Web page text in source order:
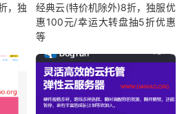
，独
经典云(特价机除外)8折，独服优
惠100元/幸运大转盘抽5折优惠
等